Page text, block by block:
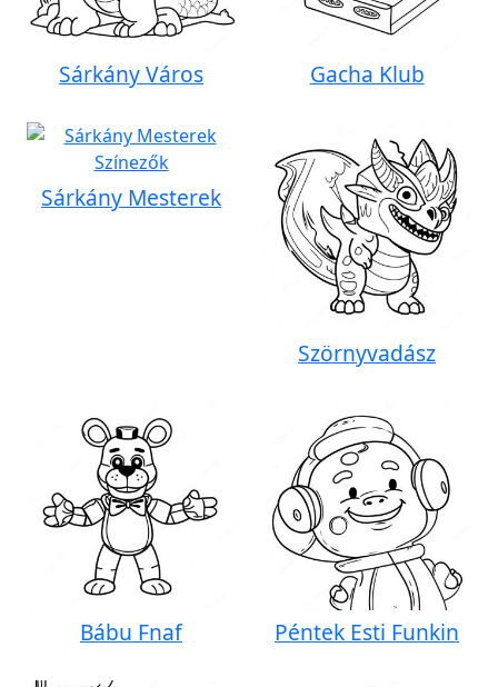
Sárkány Város Gacha Klub
Sárkány Mesterek
Szörnyvadász
Bábu Fnaf Péntek Esti Funkin